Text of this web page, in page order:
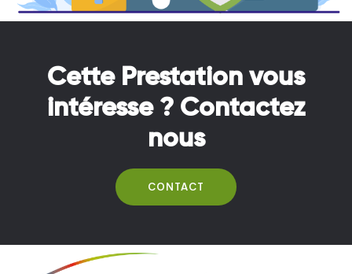
Cette Prestation vous
intéresse ? Contactez
nous
CONTACT